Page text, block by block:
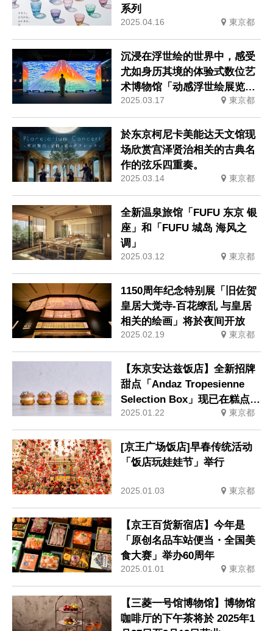
系列
2025.04.16 東京都
沉浸在浮世绘的世界中，感受
尤如身历其境的体验式数位艺
术博物馆「动感浮世绘展览
TOKYO」现已开幕
2025.03.17 東京都
於东京柯尼卡美能达天文馆现
场欣赏宫泽贤治相关的古典名
作的弦乐四重奏。
2025.03.14 東京都
全新温泉旅馆「FUFU 东京 银
座」和「FUFU 城岛 海风之
调」
2025.03.12 東京都
1150周年纪念特别展「旧佐贺
皇居大觉寺-百花缭乱 与皇居
相关的绘画」将於夜间开放
2025.02.19 東京都
【东京安达兹饭店】全新招牌
甜点「Andaz Tropesienne
Selection Box」现已在糕点店
发售
2025.01.22 東京都
[京王广场饭店]早春传统活动
「饭店玩娃娃节」举行
2025.01.03 東京都
【京王百货新宿店】今年是
「原创名品车站便当・全国美
食大赛」举办60周年
2025.01.01 東京都
【三菱一号馆博物馆】博物馆
咖啡厅的下午茶将於 2025年1